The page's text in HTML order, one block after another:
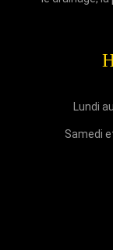
Lundi
Samedi